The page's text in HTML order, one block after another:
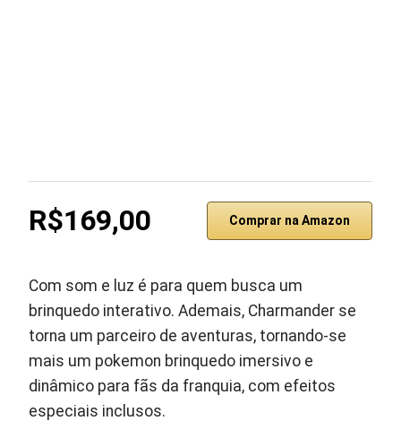
R$169,00 Comprar na Amazon
Com som e luz é para quem busca um
brinquedo interativo. Ademais, Charmander se
torna um parceiro de aventuras, tornando-se
mais um pokemon brinquedo imersivo e
dinâmico para fãs da franquia, com efeitos
especiais inclusos.